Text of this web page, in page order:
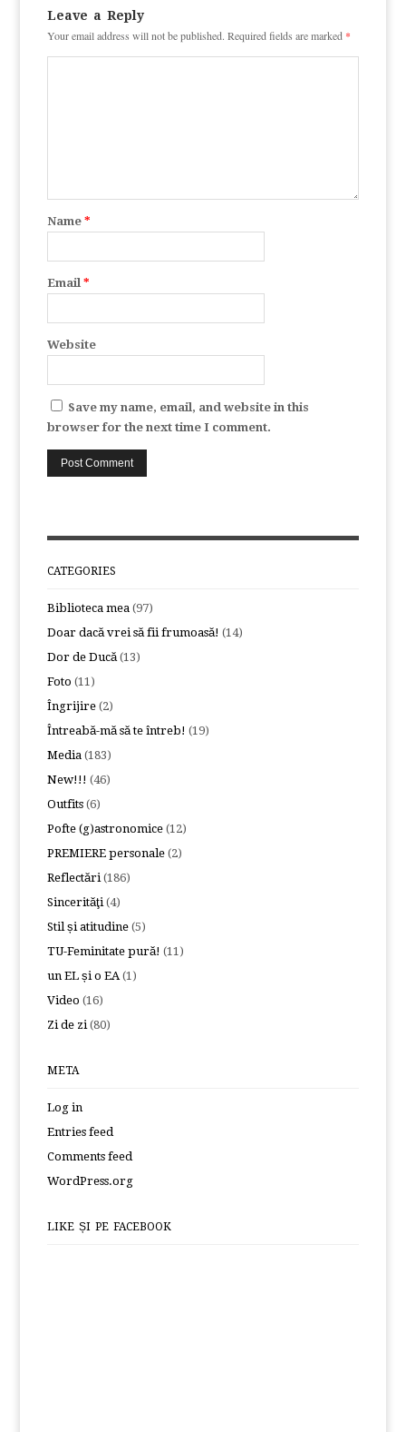
Leave a Reply
Your email address will not be published. Required fields are marked *
Name*
Email*
Website
Save my name, email, and website in this
browser for the next time I comment.
CATEGORIES
Biblioteca mea (97)
Doar dacă vrei să fii frumoasă! (14)
Dor de Ducă(13)
Foto (11)
Îngrijire (2)
Întreabă-mă să te întreb! (19)
Media (183)
New!!! (46)
Outfits (6)
Pofte (g)astronomice (12)
PREMIERE personale (2)
Reflectări(186)
Sincerităţi(4)
Stil și atitudine (5)
TU-Feminitate pură! (11)
un EL și o EA(1)
Video (16)
Zi de zi(80)
META
Log in
Entries feed
Comments feed
WordPress.org
LIKE ȘI PE FACEBOOK